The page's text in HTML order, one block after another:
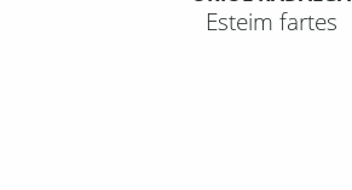
Esteim fartes